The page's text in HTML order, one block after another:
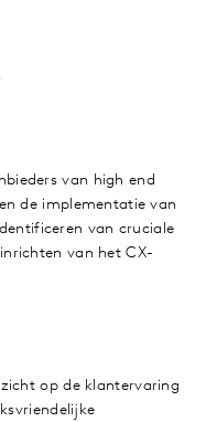
van high end
de implementatie van
van cruciale
van het CX-
op de klantervaring